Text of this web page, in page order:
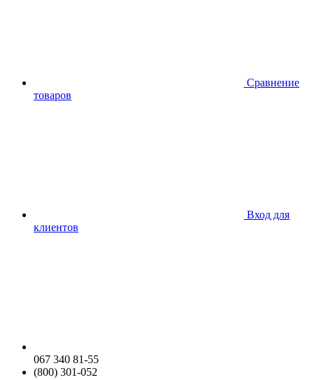
Сравнение
товаров
Вход для
клиентов
067 340 81-55
(800) 301-052